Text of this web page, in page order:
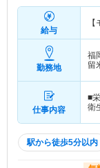
給与
勤務地
福
留
仕事内容
■
衛
駅から徒歩5分以内